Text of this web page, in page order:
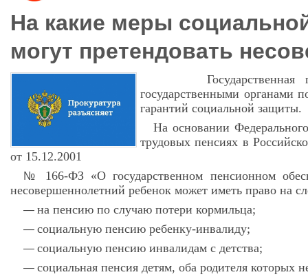
На какие меры
могут претендовать
Государственная
государственными органами
гарантий социальной защиты.
На основании
трудовых пенсиях в
от 15.12.2001
№ 166-ФЗ «О государственном пенсионном
несовершеннолетний ребенок может иметь право на
—на пенсию по случаю потери кормильца;
—социальную пенсию ребенку-инвалиду;
—социальную пенсию инвалидам с детства;
—социальная пенсия детям, оба родителя которых